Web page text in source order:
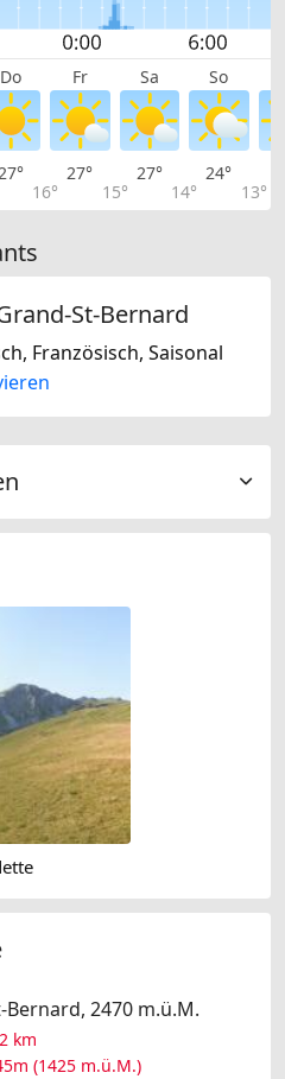
Do Fr Sa So
16°
27°
15°
27°
14°
24°
13°
St-Bernard
Französisch, Saisonal
2470 m.ü.M.
km
(1425 m.ü.M.)